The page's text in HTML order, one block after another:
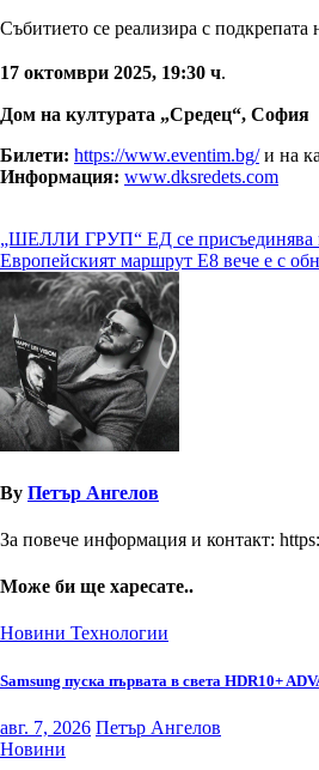
Събитието се реализира с
17 октомври 2025, 19:30 ч.
Дом на културата „Средец“, София
Билети: https://www.eventim.bg/и на
Информация: www.dksredets.com
Навигация
„ШЕЛЛИ ГРУП“ ЕД се присъединява
Европейският маршрут Е8 вече е с
By Петър Ангелов
За повече информация и контакт:
Може би ще харесате..
Новини Технологии
Samsung пуска първата в света HDR10+
авг. 7, 2026 Петър Ангелов
Новини